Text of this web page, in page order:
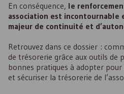
En conséquence, le
association est incontournable
majeur de continuité et
Retrouvez dans ce dossier :
de trésorerie grâce aux outils de
bonnes pratiques à adopter
et sécuriser la trésorerie de